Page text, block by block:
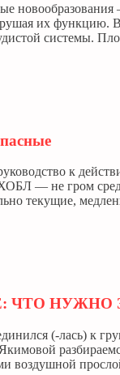
их функцию.
системы.
к
— не гром
текущие,
ЧТО НУЖНО
(-лась) к
воздушной